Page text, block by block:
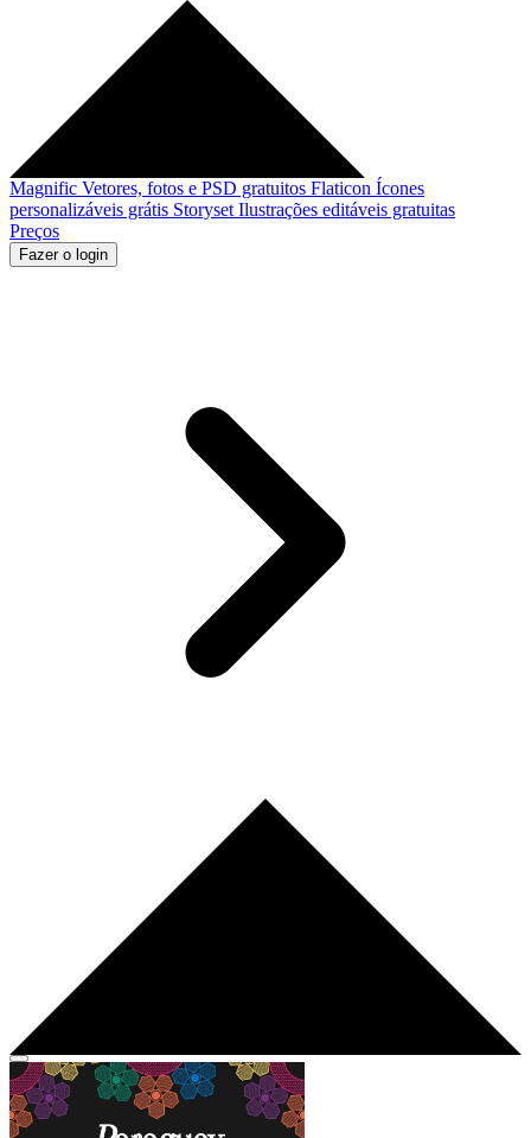
Magnific Vetores, fotos e PSD gratuitos Flaticon Ícones
personalizáveis grátis Storyset Ilustrações editáveis gratuitas
Preços
Fazer o login